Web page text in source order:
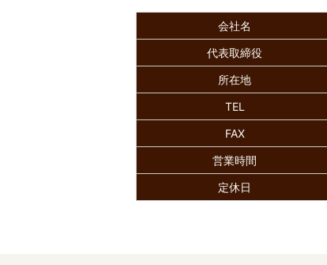
会社名
代表取締役
所在地
TEL
FAX
営業時間
定休日